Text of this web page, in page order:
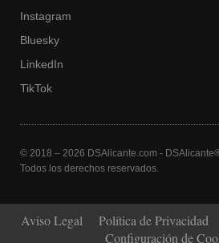
Instagram
Bluesky
LinkedIn
TikTok
© 2018 – 2026 DSAlicante.com -
Todos los derechos reservados.
Aviso Legal Política de Privacidad
Configuración de